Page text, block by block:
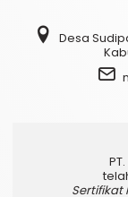
Desa
Sertifikat